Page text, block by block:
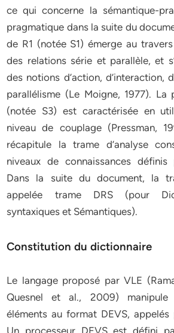
ce qui concerne la sémantique-
pragmatique dans la suite du
de R1 (notée S1) émerge au
des relations série et parallèle, et
des notions d’action, d’interaction,
parallélisme (Le Moigne, 1977). La
(notée S3) est caractérisée en
niveau de couplage (Pressman,
récapitule la trame d’analyse
niveaux de connaissances définis
Dans la suite du document, la
appelée trame DRS (pour
syntaxiques et Sémantiques).
Constitution du dictionnaire
Le langage proposé par VLE
Quesnel et al., 2009) manipule
éléments au format DEVS, appelés
Un processeur DEVS est défini